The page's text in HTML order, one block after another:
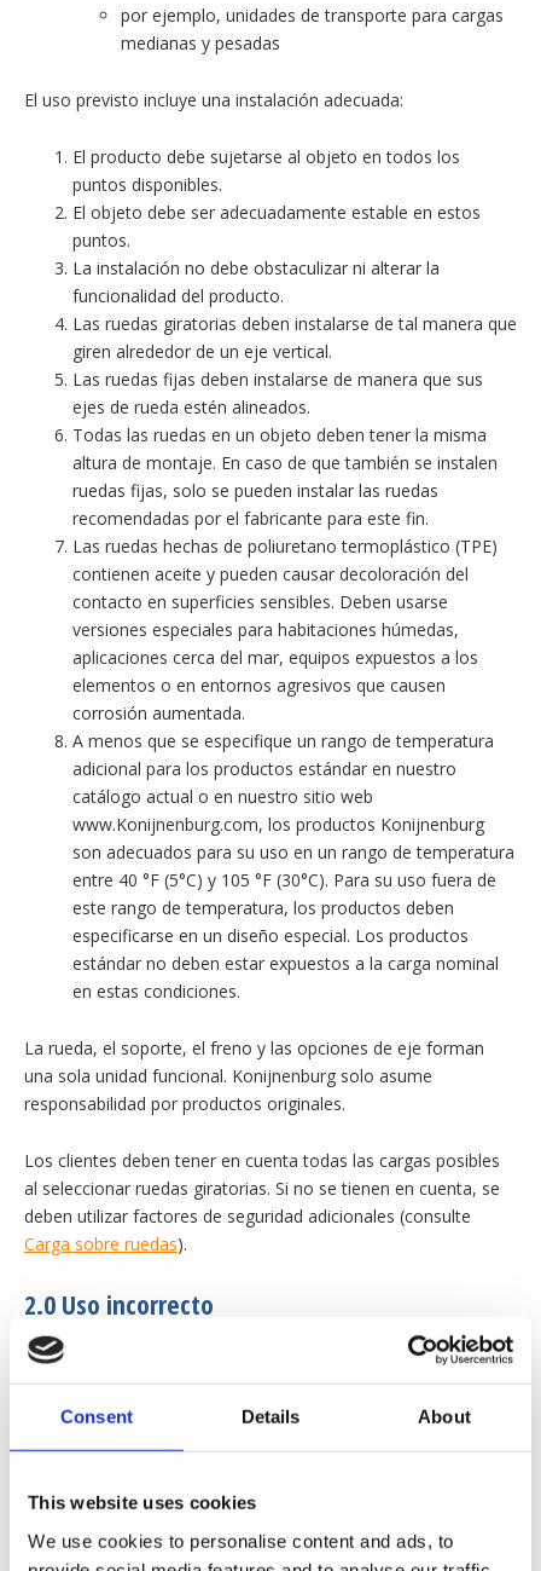
Consent Details About
This website uses cookies
We use cookies to personalise content and ads, to
por ejemplo, unidades de transporte para cargas
medianas y pesadas
El uso previsto incluye una instalación adecuada:
El producto debe sujetarse al objeto en todos los
puntos disponibles.
El objeto debe ser adecuadamente estable en estos
puntos.
La instalación no debe obstaculizar ni alterar la
funcionalidad del producto.
Las ruedas giratorias deben instalarse de tal manera que
giren alrededor de un eje vertical.
Las ruedas fijas deben instalarse de manera que sus
ejes de rueda estén alineados.
Todas las ruedas en un objeto deben tener la misma
altura de montaje. En caso de que también se instalen
ruedas fijas, solo se pueden instalar las ruedas
recomendadas por el fabricante para este fin.
Las ruedas hechas de poliuretano termoplástico (TPE)
contienen aceite y pueden causar decoloración del
contacto en superficies sensibles. Deben usarse
versiones especiales para habitaciones húmedas,
aplicaciones cerca del mar, equipos expuestos a los
elementos o en entornos agresivos que causen
corrosión aumentada.
A menos que se especifique un rango de temperatura
adicional para los productos estándar en nuestro
catálogo actual o en nuestro sitio web
www.Konijnenburg.com, los productos Konijnenburg
son adecuados para su uso en un rango de temperatura
entre 40 °F (5°C) y 105 °F (30°C). Para su uso fuera de
este rango de temperatura, los productos deben
especificarse en un diseño especial. Los productos
estándar no deben estar expuestos a la carga nominal
en estas condiciones.
La rueda, el soporte, el freno y las opciones de eje forman
una sola unidad funcional. Konijnenburg solo asume
responsabilidad por productos originales.
Los clientes deben tener en cuenta todas las cargas posibles
al seleccionar ruedas giratorias. Si no se tienen en cuenta, se
deben utilizar factores de seguridad adicionales (consulte
Carga sobre ruedas).
2.0 Uso incorrecto
Las siguientes situaciones son ejemplos de uso incorrecto de
ruedas y ruedas giratorias:
máxima en nuestro sitio web en el catálogo.
El producto se utiliza a temperaturas demasiado altas o